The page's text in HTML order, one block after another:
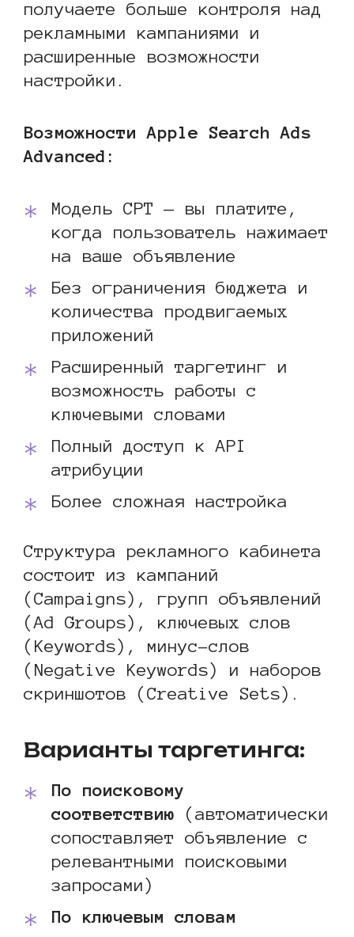
получаете больше контроля над
рекламными кампаниями и
расширенные возможности
настройки.
Возможности Apple Search Ads
Advanced:
Модель CPT — вы платите,
когда пользователь нажимает
на ваше объявление
Без ограничения бюджета и
количества продвигаемых
приложений
Расширенный таргетинг и
возможность работы с
ключевыми словами
Полный доступ к API
атрибуции
Более сложная настройка
Структура рекламного кабинета
состоит из кампаний
(Campaigns), групп объявлений
(Ad Groups), ключевых слов
(Keywords), минус-слов
(Negative Keywords) и наборов
скриншотов (Creative Sets).
Варианты таргетинга:
По поисковому
соответствию (автоматически
сопоставляет объявление с
релевантными поисковыми
запросами)
По ключевым словам